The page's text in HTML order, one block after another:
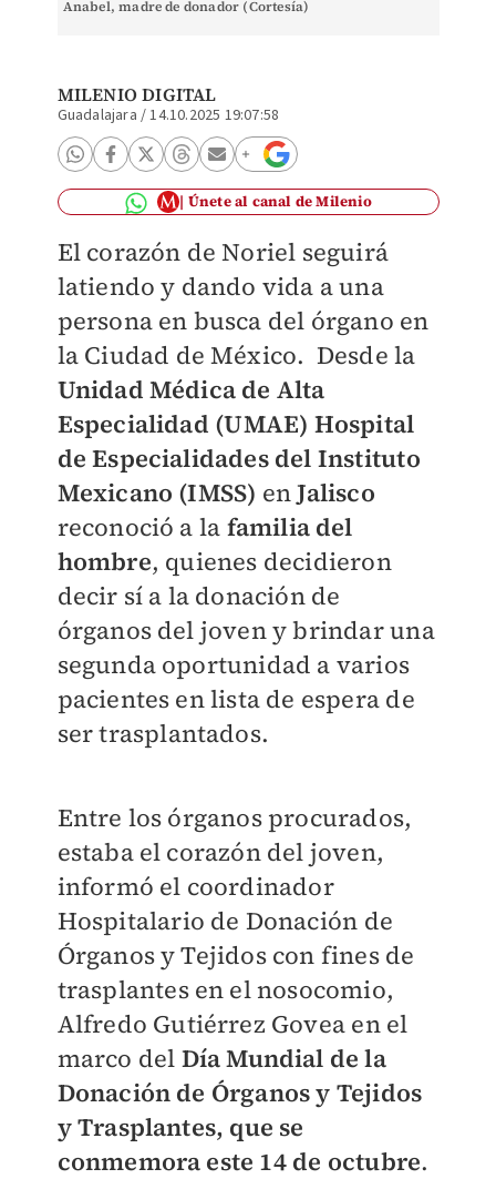
Anabel, madre de donador (Cortesía)
MILENIO DIGITAL
Guadalajara /14.10.2025 19:07:58
Únete al canal de Milenio
El corazón de Noriel seguirá
latiendo y dando vida a una
persona en busca del órgano en
la Ciudad de México. Desde la
Unidad Médica de Alta
Especialidad (UMAE) Hospital
de Especialidades del Instituto
Mexicano (IMSS) enJalisco
reconoció a la familia del
hombre, quienes decidieron
decir sí a la donación de
órganos del joven y brindar una
segunda oportunidad a varios
pacientes en lista de espera de
ser trasplantados.
Entre los órganos procurados,
estaba el corazón del joven,
informó el coordinador
Hospitalario de Donación de
Órganos y Tejidos con fines de
trasplantes en el nosocomio,
Alfredo Gutiérrez Govea en el
marco del Día Mundial de la
Donación de Órganos y Tejidos
y Trasplantes, que se
conmemora este 14 de octubre.